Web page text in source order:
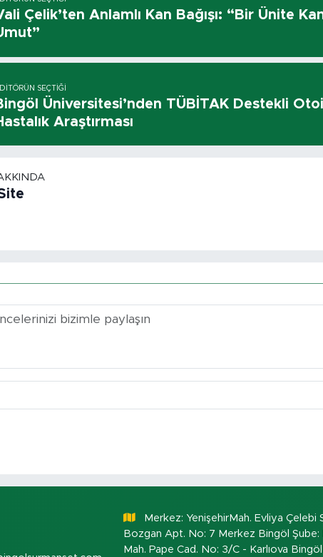
Çelik’ten Anlamlı Kan Bağışı: “Bir Ünite
SEÇTIĞI
Üniversitesi’nden TÜBİTAK Destekli
Araştırması
Merkez: YenişehirMah. Evliya Çelebi
Bozgan Apt. No: 7 Merkez Bingöl Şube:
Mah. Pape Cad. No: 3/C - Karlıova Bingöl